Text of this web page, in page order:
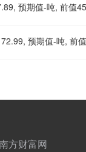
预期值-吨, 前值
预期值-吨, 前
方财富网